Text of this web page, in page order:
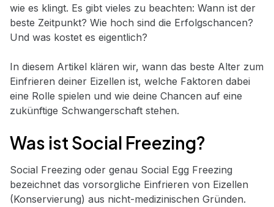
wie es klingt. Es gibt vieles zu beachten: Wann ist der
beste Zeitpunkt? Wie hoch sind die Erfolgschancen?
Und was kostet es eigentlich?
In diesem Artikel klären wir, wann das beste Alter zum
Einfrieren deiner Eizellen ist, welche Faktoren dabei
eine Rolle spielen und wie deine Chancen auf eine
zukünftige Schwangerschaft stehen.
Was ist Social Freezing?
Social Freezing oder genau Social Egg Freezing
bezeichnet das vorsorgliche Einfrieren von Eizellen
(Konservierung) aus nicht-medizinischen Gründen.